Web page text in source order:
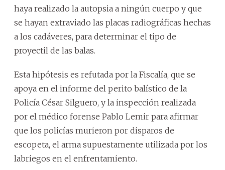
haya realizado la autopsia a ningún cuerpo y que
se hayan extraviado las placas radiográficas hechas
a los cadáveres, para determinar el tipo de
proyectil de las balas.
Esta hipótesis es refutada por la Fiscalía, que se
apoya en el informe del perito balístico de la
Policía César Silguero, y la inspección realizada
por el médico forense Pablo Lemir para afirmar
que los policías murieron por disparos de
escopeta, el arma supuestamente utilizada por los
labriegos en el enfrentamiento.